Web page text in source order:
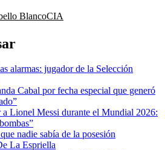
BlancoCIA
alarmas: jugador de la Selección
Cabal por fecha especial que generó
a Lionel Messi durante el Mundial 2026:
nadie sabía de la posesión
La Espriella